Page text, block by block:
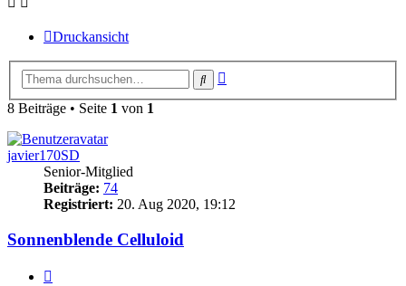
Druckansicht
Suche
8 Beiträge • Seite 1 von 1
javier170SD
Senior-Mitglied
Beiträge: 74
Registriert: 20. Aug 2020, 19:12
Sonnenblende Celluloid